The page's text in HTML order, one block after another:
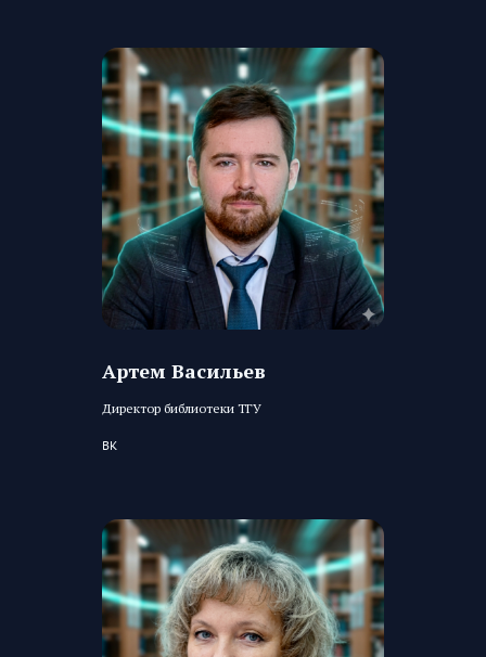
Артем Васильев
Директор библиотеки ТГУ
ВК